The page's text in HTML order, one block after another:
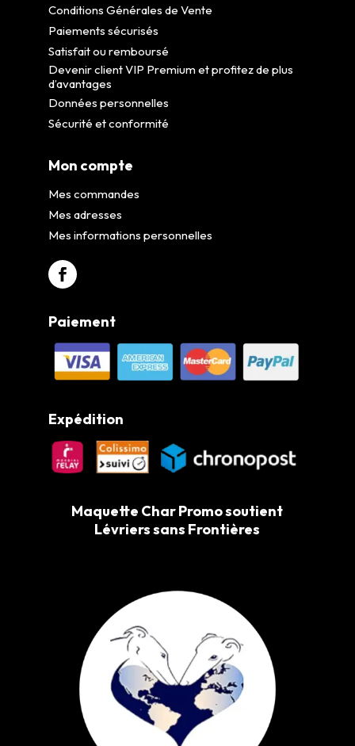
Conditions Générales de Vente
Paiements sécurisés
Satisfait ou remboursé
Devenir client VIP Premium et profitez de plus
d’avantages
Données personnelles
Sécurité et conformité
Mon compte
Mes commandes
Mes adresses
Mes informations personnelles
Paiement
Expédition
Maquette Char Promo soutient
Lévriers sans Frontières